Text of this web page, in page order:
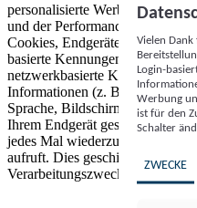
personalisierte Werbung und
und der Performance von
Cookies, Endgeräte- oder
basierte Kennungen, zufällig
netzwerkbasierte Kennungen)
Informationen (z. B.
Sprache, Bildschirmgröße,
Ihrem Endgerät gespeichert
jedes Mal wiederzuerkennen,
aufruft. Dies geschieht für einen
Verarbeitungszwecke.
Vielen
Login-
Werbung
ist für den
Schalter
ZWECKE